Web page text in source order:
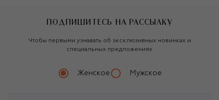
ПОДПИШИТЕСЬ НА РАССЫЛКУ
Чтобы первыми узнавать об эксклюзивных новинках и
специальных предложениях
Женское Мужское